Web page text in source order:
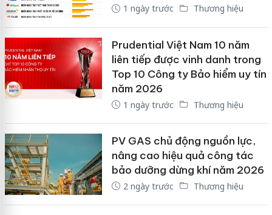
1 ngày trước Thương hiệu
Prudential Việt Nam 10 năm
liên tiếp được vinh danh trong
Top 10 Công ty Bảo hiểm uy tín
năm 2026
1 ngày trước Thương hiệu
PV GAS chủ động nguồn lực,
nâng cao hiệu quả công tác
bảo dưỡng dừng khí năm 2026
2 ngày trước Thương hiệu